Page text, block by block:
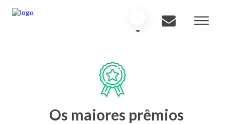
Os maiores prêmios